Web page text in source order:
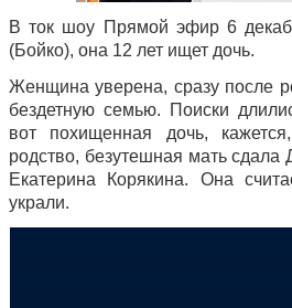
В ток шоу Прямой эфир 6
(Бойко), она 12 лет ищет дочь.
Женщина уверена, сразу после
бездетную семью. Поиски
вот похищенная дочь,
родство, безутешная мать
Екатерина Корякина. Она
украли.